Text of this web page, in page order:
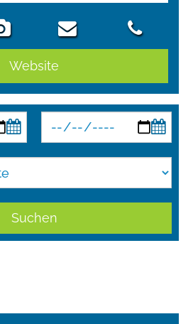
Website
Suchen